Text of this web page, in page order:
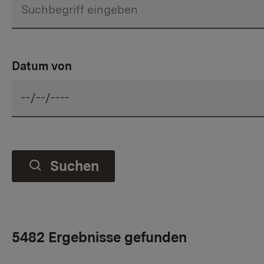
Datum von
Suchen
5482 Ergebnisse gefunden